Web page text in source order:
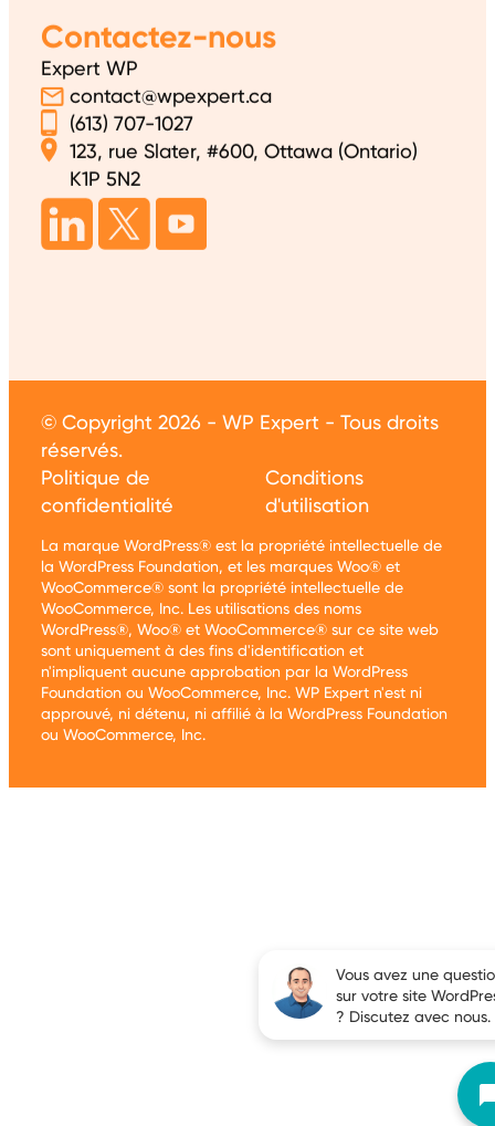
Contactez-nous
Expert WP
contact@wpexpert.ca
(613) 707-1027
123, rue Slater, #600, Ottawa (Ontario)
K1P 5N2
© Copyright 2026 - WP Expert - Tous droits
réservés.
Politique de
confidentialité
Conditions
d'utilisation
La marque WordPress® est la propriété intellectuelle de
la WordPress Foundation, et les marques Woo® et
WooCommerce® sont la propriété intellectuelle de
WooCommerce, Inc. Les utilisations des noms
WordPress®, Woo® et WooCommerce® sur ce site web
sont uniquement à des fins d'identification et
n'impliquent aucune approbation par la WordPress
Foundation ou WooCommerce, Inc. WP Expert n'est ni
approuvé, ni détenu, ni affilié à la WordPress Foundation
ou WooCommerce, Inc.
Vous avez une
sur votre site
? Discutez avec nous.